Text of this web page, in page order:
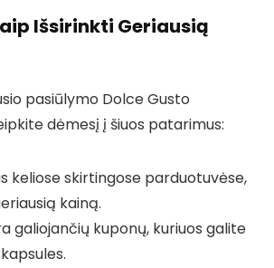
Išsirinkti Geriausią
pasiūlymo Dolce Gusto
dėmesį į šiuos patarimus:
keliose skirtingose parduotuvėse,
kainą.
galiojančių kuponų, kuriuos galite